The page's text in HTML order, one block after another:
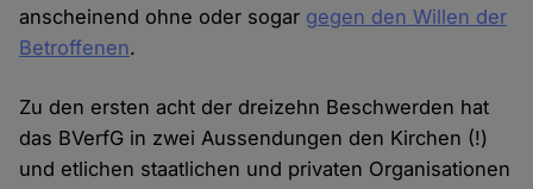
anscheinend ohne oder sogar gegen den Willen der
Betroffenen.
Zu den ersten acht der dreizehn Beschwerden hat
das BVerfG in zwei Aussendungen den Kirchen (!)
und etlichen staatlichen und privaten Organisationen